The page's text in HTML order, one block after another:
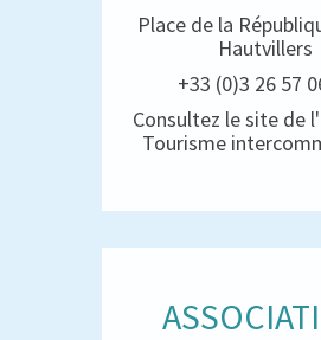
Place de la
Hautvillers
+33 (0)3 26 57
Consultez le site de
Tourisme